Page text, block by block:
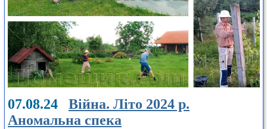
07.08.24 Війна. Літо 2024 р.
Аномальна спека